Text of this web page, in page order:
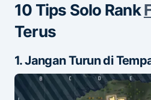
10 Tips Solo Rank
Terus
1. Jangan Turun di